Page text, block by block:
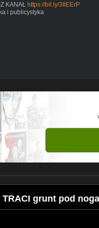
KANAŁ https://bit.ly/3IlEErP
i publicystyka
debaty i relacje na żywo.
#goniec
grunt pod